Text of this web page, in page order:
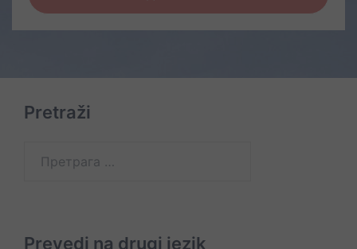
Pretraži
Prevedi na drugi jezik